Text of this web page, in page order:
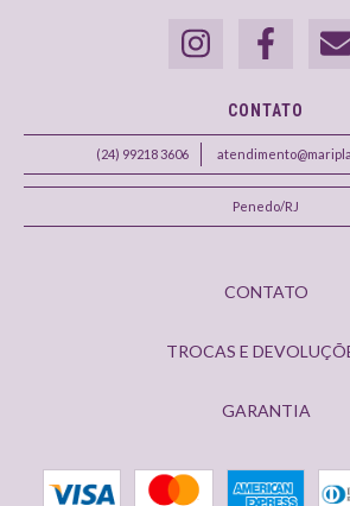
CONTATO
(24) 99218 3606
Penedo/RJ
CONTATO
TROCAS E
GARANTIA